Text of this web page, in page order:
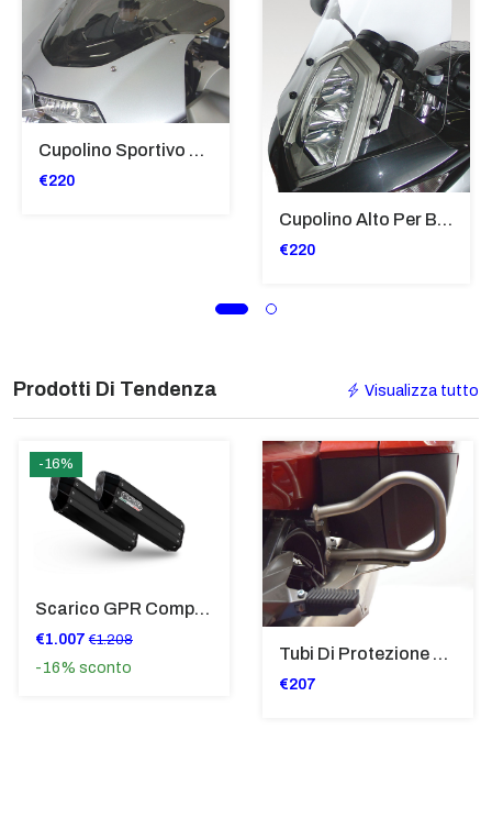
Cupolino Sportivo Per Bmw K 1200 R Sport 2005-07 TRASPARENTE - Sc967-T
€220
Cupolino Alto Per Bmw R 1200 St 2004 - 2007 TRASPARENTE - Sc950-T
€220
Prodotti Di Tendenza Visualizza tutto
-16%
Scarico GPR Compatibile Con Bmw K 1600 Gt 2017-2021 - Hyper Sonic Black Titanium
€1.007 €1.208
-16% sconto
Tubi Di Protezione Bauli Posteriori Per Bmw K 1600 Gt/Gtl (2010>2016) GIALLO - TB8025-K1600GTL
€207